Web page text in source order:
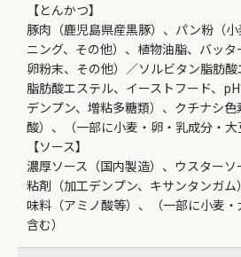
【とんかつ】
豚肉（鹿児島県産黒豚）、パン粉（
ニング、その他）、植物油脂、バッタ
卵粉末、その他）／ソルビタン脂肪
脂肪酸エステル、イーストフード、
デンプン、増粘多糖類）、クチナシ色
酸）、（一部に小麦・卵・乳成分・大
【ソース】
濃厚ソース（国内製造）、ウスター
粘剤（加工デンプン、キサンタンガ
味料（アミノ酸等）、（一部に小麦
含む）